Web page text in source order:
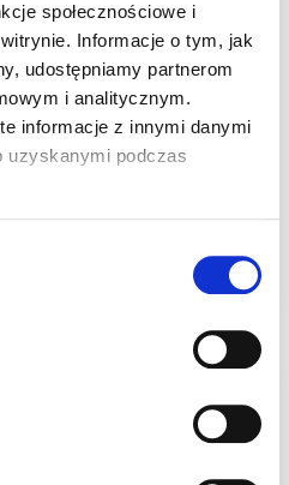
społecznościowe i
Informacje o tym, jak
udostępniamy partnerom
i analitycznym.
informacje z innymi danymi
uzyskanymi podczas
Pakiet mobilny
kwalifikowany podpis
elektroniczny
SIMPLYSIGN z
potwierdzeniem
tożsamości na 2 lata
628,47 zł